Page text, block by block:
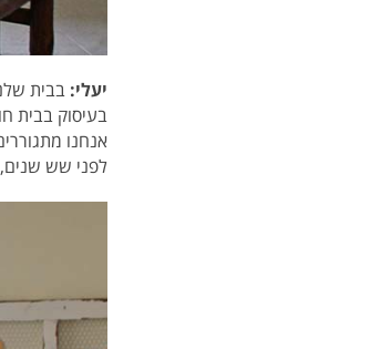
יעלי: בבית
בעיסוק בבית
אנחנו
לפני שש שנים,